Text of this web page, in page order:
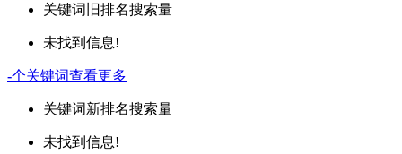
关键词 旧排名搜索量
未找到信息!
-个关键词查看更多
关键词新排名搜索量
未找到信息!